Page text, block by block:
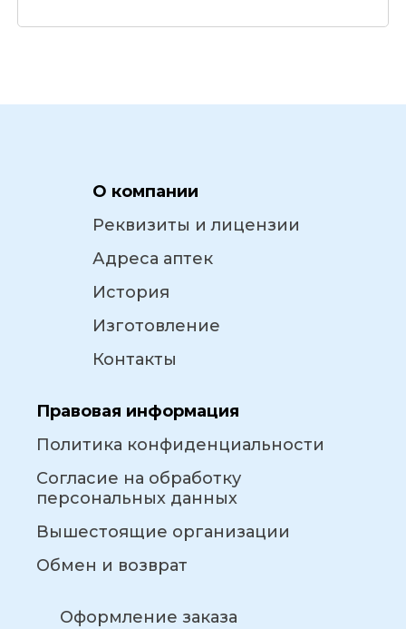
О компании
Реквизиты и лицензии
Адреса аптек
История
Изготовление
Контакты
Правовая информация
Политика конфиденциальности
Согласие на обработку
персональных данных
Вышестоящие организации
Обмен и возврат
Оформление заказа